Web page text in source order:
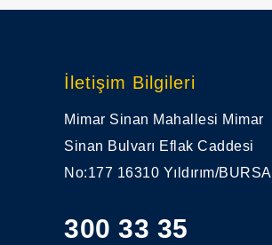
İletişim Bilgileri
Mimar Sinan Mahallesi Mimar
Sinan Bulvarı Eflak Caddesi
No:177 16310 Yıldırım/BURSA
300 33 35